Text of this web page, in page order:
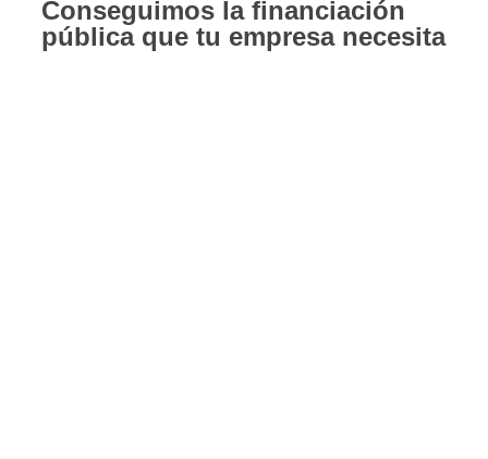
Conseguimos la financiación
pública que tu empresa necesita